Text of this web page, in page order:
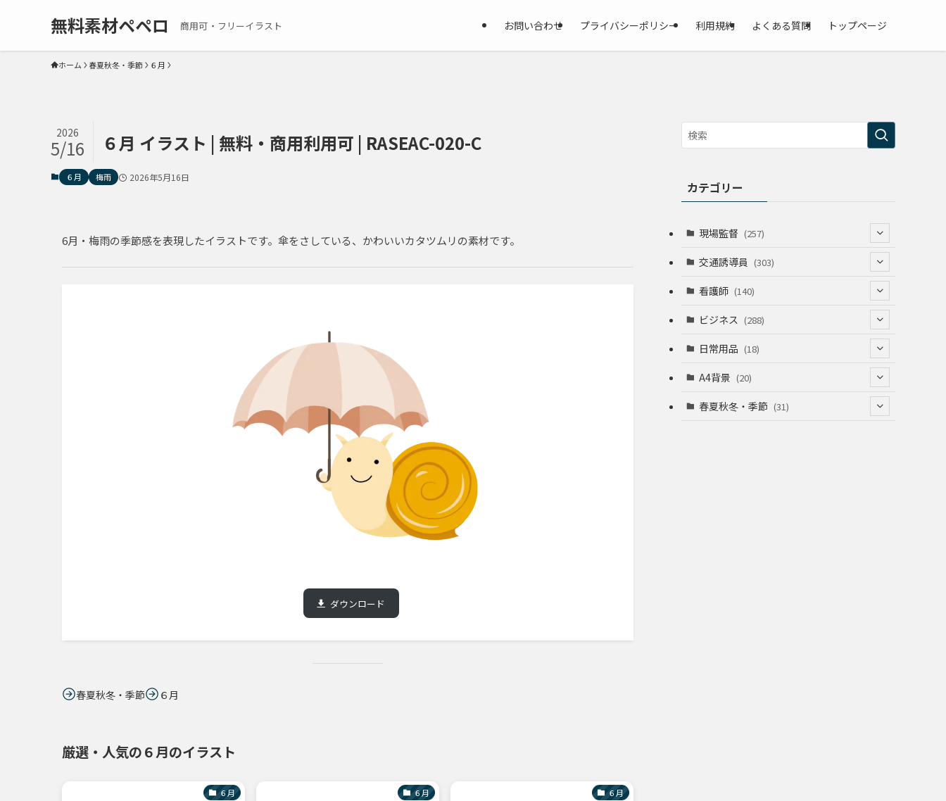
無料素材ペペロ 商用可・フリーイラスト お問い合わせ プライバシーポリシー 利用規約 よくある質問 トップページ
ホーム 春夏秋冬・季節 ６月
６月 イラスト | 無料・商用利用可 | RASEAC-020-C
2026
5/16
６月 梅雨 2026年5月16日
6月・梅雨の季節感を表現したイラストです。傘をさしている、かわいいカタツムリの素材です。
ダウンロード
春夏秋冬・季節 ６月
厳選・人気の６月のイラスト
６月 ６月 ６月
カテゴリー
現場監督 (257)
(52)
(74)
(68)
交通誘導員 (303)
(64)
(53)
(55)
看護師 (140)
(53)
(36)
(22)
ビジネス (288)
(120)
(12)
(49)
(8)
日常用品 (18)
(13)
A4背景 (20)
(5)
春夏秋冬・季節 (31)